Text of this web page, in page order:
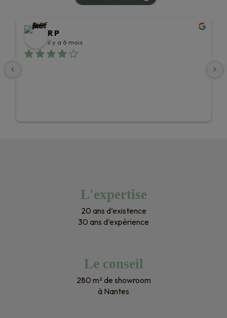
R P
il y a 6 mois
L'expertise
20 ans d’existence
30 ans d’expérience
Le conseil
280 m² de showroom
à Nantes